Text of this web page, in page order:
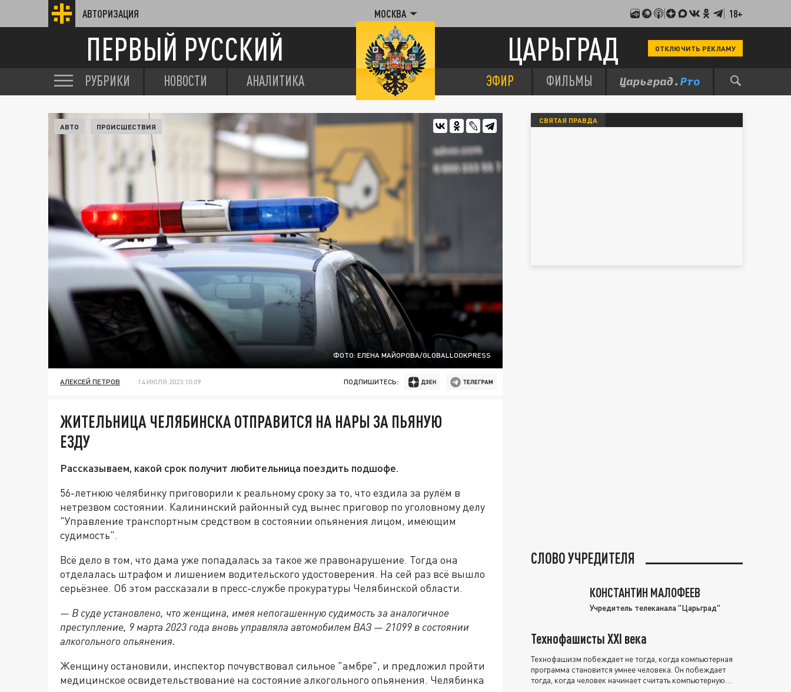
АВТОРИЗАЦИЯ МОСКВА 18+
ПЕРВЫЙ РУССКИЙ ЦАРЬГРАД ОТКЛЮЧИТЬ РЕКЛАМУ
РУБРИКИ НОВОСТИ АНАЛИТИКА ЭФИР ФИЛЬМЫ
ФОТО: ЕЛЕНА МАЙОРОВА/GLOBALLOOKPRESS
АВТО ПРОИСШЕСТВИЯ
АЛЕКСЕЙ ПЕТРОВ 14 ИЮЛЯ 2023 10:09 ПОДПИШИТЕСЬ:
ЖИТЕЛЬНИЦА ЧЕЛЯБИНСКА ОТПРАВИТСЯ НА НАРЫ ЗА ПЬЯНУЮ
ЕЗДУ
Рассказываем, какой срок получит любительница поездить подшофе.
56-летнюю челябинку приговорили к реальному сроку за то, что ездила за рулём в
нетрезвом состоянии. Калининский районный суд вынес приговор по уголовному делу
"Управление транспортным средством в состоянии опьянения лицом, имеющим
судимость".
Всё дело в том, что дама уже попадалась за такое же правонарушение. Тогда она
отделалась штрафом и лишением водительского удостоверения. На сей раз всё вышло
серьёзнее. Об этом рассказали в пресс-службе прокуратуры Челябинской области.
— В суде установлено, что женщина, имея непогашенную судимость за аналогичное
преступление, 9 марта 2023 года вновь управляла автомобилем ВАЗ — 21099 в состоянии
алкогольного опьянения.
Женщину остановили, инспектор почувствовал сильное "амбре", и предложил пройти
медицинское освидетельствование на состояние алкогольного опьянения. Челябинка
СВЯТАЯ ПРАВДА
СЛОВО УЧРЕДИТЕЛЯ
КОНСТАНТИН МАЛОФЕЕВ
Учредитель телеканала "Царьград"
Технофашисты XXI века
Технофашизм побеждает не тогда, когда компьютерная
программа становится умнее человека. Он побеждает
тогда, когда человек начинает считать компьютерную